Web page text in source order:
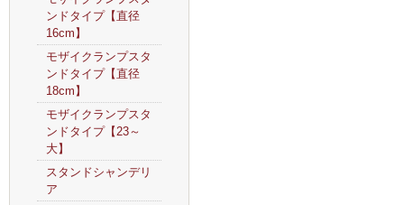
ンドタイプ【直径
16cm】
モザイクランプスタ
ンドタイプ【直径
18cm】
モザイクランプスタ
ンドタイプ【23～
大】
スタンドシャンデリ
ア